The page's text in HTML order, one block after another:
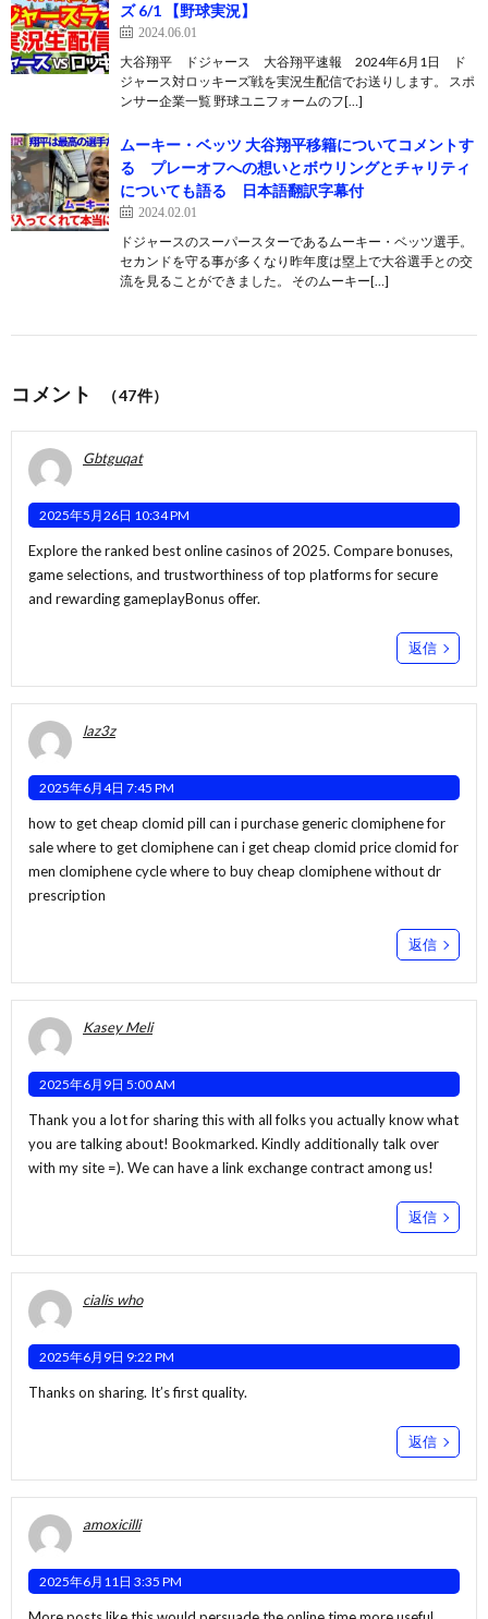
ズ 6/1 【野球実況】
2024.06.01
大谷翔平 ドジャース 大谷翔平速報 2024年6月1日 ド
ジャース対ロッキーズ戦を実況生配信でお送りします。 スポ
ンサー企業一覧 野球ユニフォームのフ[…]
ムーキー・ベッツ 大谷翔平移籍についてコメントす
る プレーオフへの想いとボウリングとチャリティ
についても語る 日本語翻訳字幕付
2024.02.01
ドジャースのスーパースターであるムーキー・ベッツ選手。
セカンドを守る事が多くなり昨年度は塁上で大谷選手との交
流を見ることができました。 そのムーキー[…]
コメント （47件）
Gbtguqat
2025年5月26日 10:34 PM
Explore the ranked best online casinos of 2025. Compare bonuses,
game selections, and trustworthiness of top platforms for secure
and rewarding gameplayBonus offer.
返信
laz3z
2025年6月4日 7:45 PM
how to get cheap clomid pill can i purchase generic clomiphene for
sale where to get clomiphenecan i get cheap clomid priceclomid for
men clomiphene cycle where to buy cheap clomiphene without dr
prescription
返信
Kasey Meli
2025年6月9日 5:00 AM
Thank you a lot for sharing this with all folks you actually know what
you are talking about! Bookmarked. Kindly additionally talk over
with my site =). We can have a link exchange contract among us!
返信
cialis who
2025年6月9日 9:22 PM
Thanks on sharing. It’s first quality.
返信
amoxicilli
2025年6月11日 3:35 PM